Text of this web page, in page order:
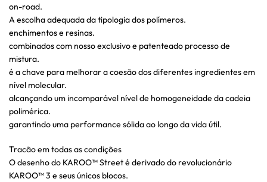
on-road.
A escolha adequada da tipologia dos polímeros.
enchimentos e resinas.
combinados com nosso exclusivo e patenteado processo de
mistura.
é a chave para melhorar a coesão dos diferentes ingredientes em
nível molecular.
alcançando um incomparável nível de homogeneidade da cadeia
polimérica.
garantindo uma performance sólida ao longo da vida útil.
Tracão em todas as condições
O desenho do KAROO™ Street é derivado do revolucionário
KAROO™ 3 e seus únicos blocos.